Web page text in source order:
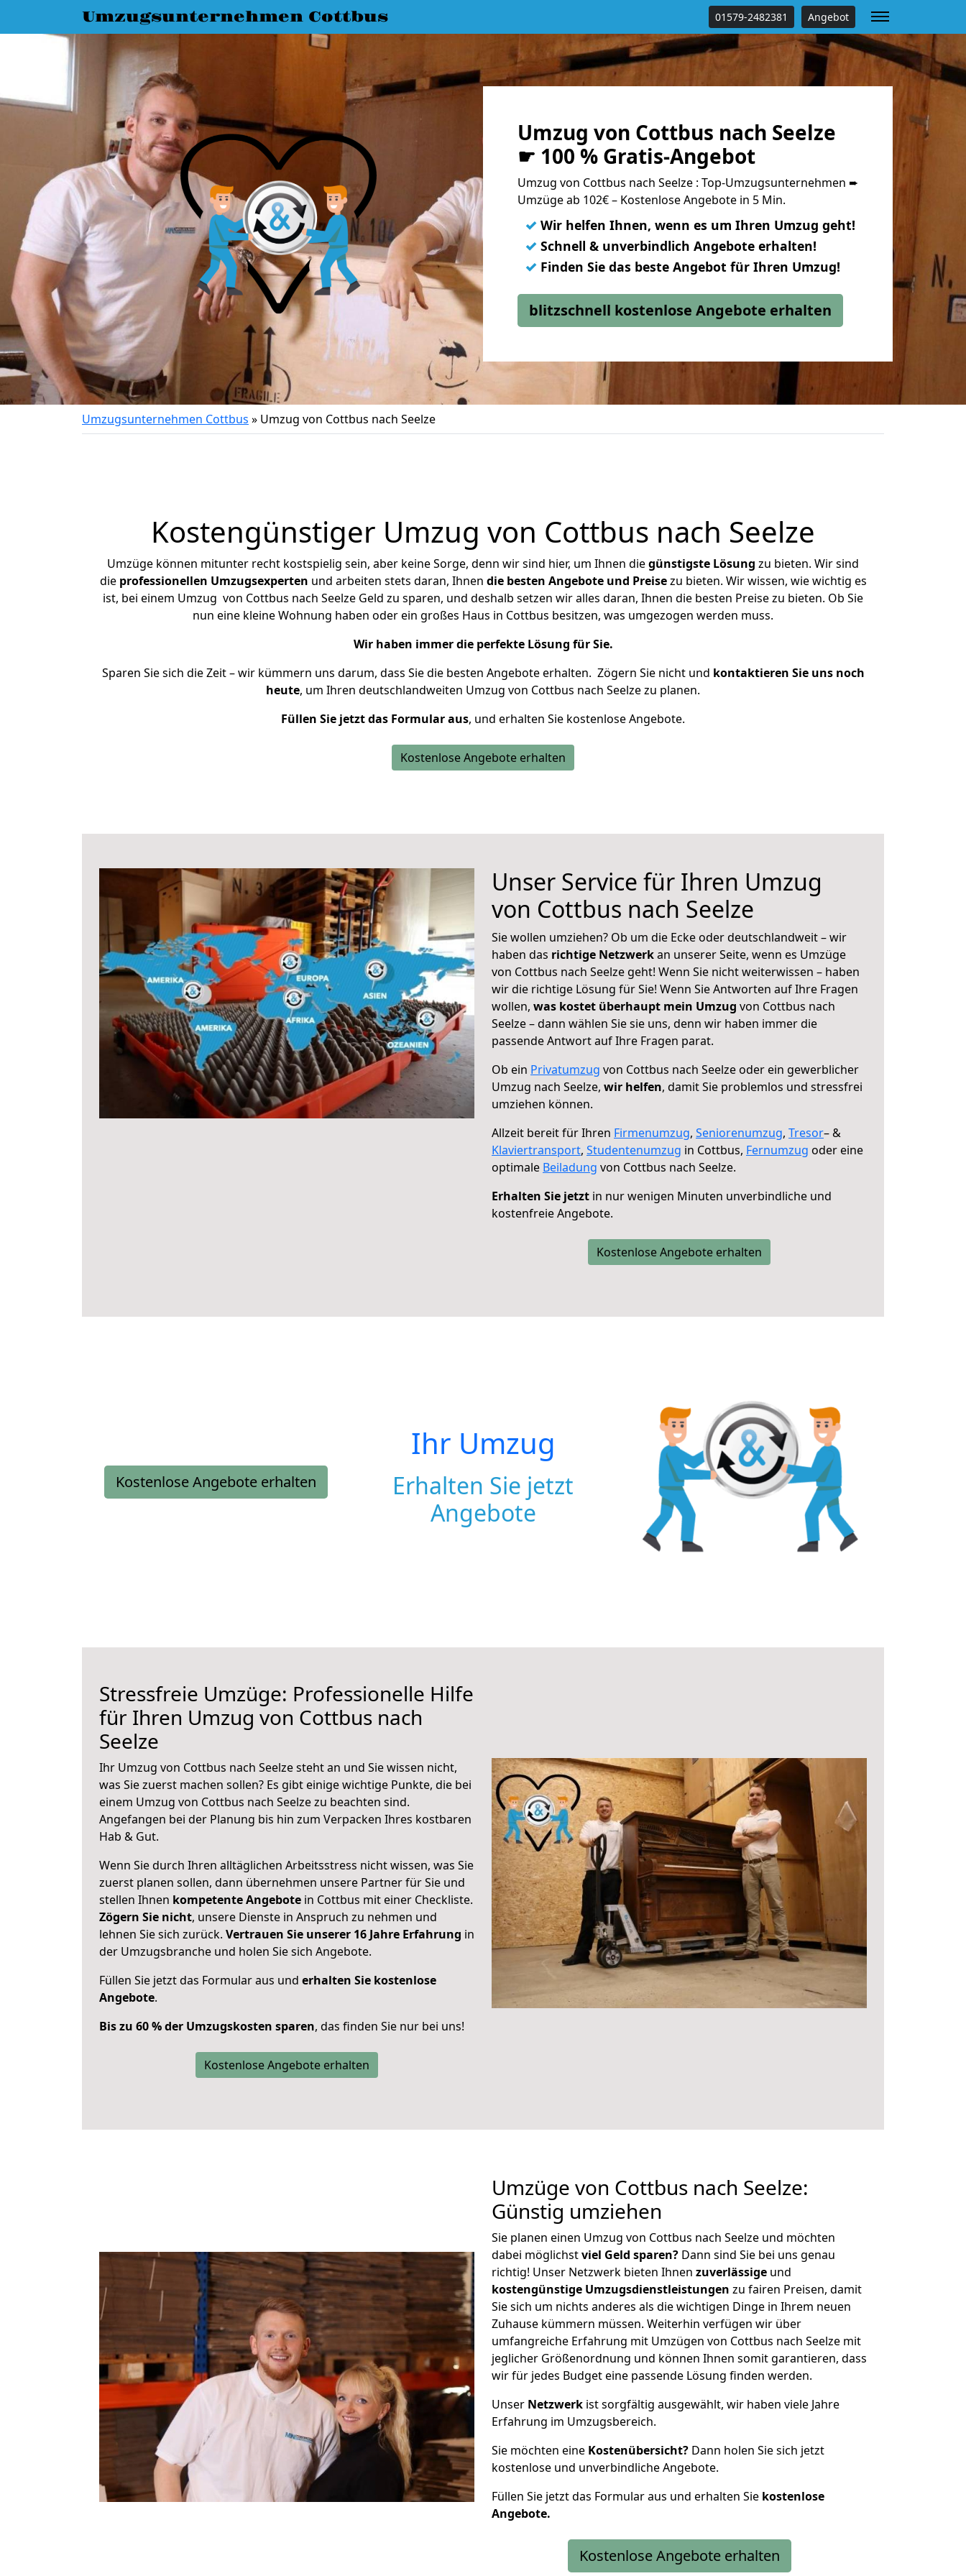
Umzugsunternehmen Cottbus 01579-2482381 Angebot
Umzug von Cottbus nach Seelze
☛ 100 % Gratis-Angebot
Umzug von Cottbus nach Seelze : Top-Umzugsunternehmen ➨
Umzüge ab 102€ – Kostenlose Angebote in 5 Min.
✓ Wir helfen Ihnen, wenn es um Ihren Umzug geht!
✓ Schnell & unverbindlich Angebote erhalten!
✓ Finden Sie das beste Angebot für Ihren Umzug!
blitzschnell kostenlose Angebote erhalten
Umzugsunternehmen Cottbus » Umzug von Cottbus nach Seelze
Kostengünstiger Umzug von Cottbus nach Seelze
Umzüge können mitunter recht kostspielig sein, aber keine Sorge, denn wir sind hier, um Ihnen diegünstigste Lösung zu bieten. Wir sind
die professionellen Umzugsexperten und arbeiten stets daran, Ihnen die besten Angebote und Preisezu bieten. Wir wissen, wie wichtig es
ist, bei einem Umzug von Cottbus nach Seelze Geld zu sparen, und deshalb setzen wir alles daran, Ihnen die besten Preise zu bieten. Ob Sie
nun eine kleine Wohnung haben oder ein großes Haus in Cottbus besitzen, was umgezogen werden muss.
Wir haben immer die perfekte Lösung für Sie.
Sparen Sie sich die Zeit – wir kümmern uns darum, dass Sie die besten Angebote erhalten. Zögern Sie nicht und kontaktieren Sie uns noch
heute, um Ihren deutschlandweiten Umzug von Cottbus nach Seelze zu planen.
Füllen Sie jetzt das Formular aus, und erhalten Sie kostenlose Angebote.
Kostenlose Angebote erhalten
Unser Service für Ihren Umzug
von Cottbus nach Seelze
Sie wollen umziehen? Ob um die Ecke oder deutschlandweit – wir
haben das richtige Netzwerkan unserer Seite, wenn es Umzüge
von Cottbus nach Seelze geht! Wenn Sie nicht weiterwissen – haben
wir die richtige Lösung für Sie! Wenn Sie Antworten auf Ihre Fragen
wollen, was kostet überhaupt mein Umzug von Cottbus nach
Seelze – dann wählen Sie sie uns, denn wir haben immer die
passende Antwort auf Ihre Fragen parat.
Ob ein Privatumzug von Cottbus nach Seelze oder ein gewerblicher
Umzug nach Seelze, wir helfen, damit Sie problemlos und stressfrei
umziehen können.
Allzeit bereit für Ihren Firmenumzug, Seniorenumzug, Tresor– &
Klaviertransport, Studentenumzug in Cottbus, Fernumzug oder eine
optimale Beiladung von Cottbus nach Seelze.
Erhalten Sie jetzt in nur wenigen Minuten unverbindliche und
kostenfreie Angebote.
Kostenlose Angebote erhalten
Kostenlose Angebote erhalten
Ihr Umzug
Erhalten Sie jetzt
Angebote
Stressfreie Umzüge: Professionelle Hilfe
für Ihren Umzug von Cottbus nach
Seelze
Ihr Umzug von Cottbus nach Seelze steht an und Sie wissen nicht,
was Sie zuerst machen sollen? Es gibt einige wichtige Punkte, die bei
einem Umzug von Cottbus nach Seelze zu beachten sind.
Angefangen bei der Planung bis hin zum Verpacken Ihres kostbaren
Hab & Gut.
Wenn Sie durch Ihren alltäglichen Arbeitsstress nicht wissen, was Sie
zuerst planen sollen, dann übernehmen unsere Partner für Sie und
stellen Ihnen kompetente Angebote in Cottbus mit einer Checkliste.
Zögern Sie nicht, unsere Dienste in Anspruch zu nehmen und
lehnen Sie sich zurück. Vertrauen Sie unserer 16 Jahre Erfahrung in
der Umzugsbranche und holen Sie sich Angebote.
Füllen Sie jetzt das Formular aus und erhalten Sie kostenlose
Angebote.
Bis zu 60 % der Umzugskosten sparen, das finden Sie nur bei uns!
Kostenlose Angebote erhalten
Umzüge von Cottbus nach Seelze:
Günstig umziehen
Sie planen einen Umzug von Cottbus nach Seelze und möchten
dabei möglichstviel Geld sparen? Dann sind Sie bei uns genau
richtig! Unser Netzwerk bieten Ihnen zuverlässige und
kostengünstige Umzugsdienstleistungen zu fairen Preisen, damit
Sie sich um nichts anderes als die wichtigen Dinge in Ihrem neuen
Zuhause kümmern müssen. Weiterhin verfügen wir über
umfangreiche Erfahrung mit Umzügen von Cottbus nach Seelze mit
jeglicher Größenordnung und können Ihnen somit garantieren, dass
wir für jedes Budget eine passende Lösung finden werden.
Unser Netzwerk ist sorgfältig ausgewählt, wir haben viele Jahre
Erfahrung im Umzugsbereich.
Sie möchten eine Kostenübersicht? Dann holen Sie sich jetzt
kostenlose und unverbindliche Angebote.
Füllen Sie jetzt das Formular aus und erhalten Sie kostenlose
Angebote.
Kostenlose Angebote erhalten